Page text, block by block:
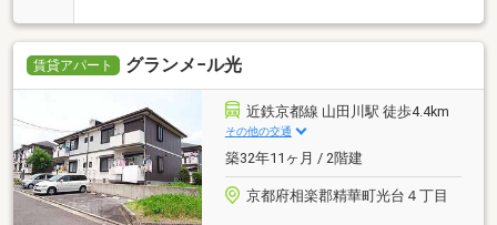
賃貸アパート グランメ−ル光
近鉄京都線 山田川駅 徒歩4.4km
その他の交通
築32年11ヶ月 / 2階建
京都府相楽郡精華町光台４丁目